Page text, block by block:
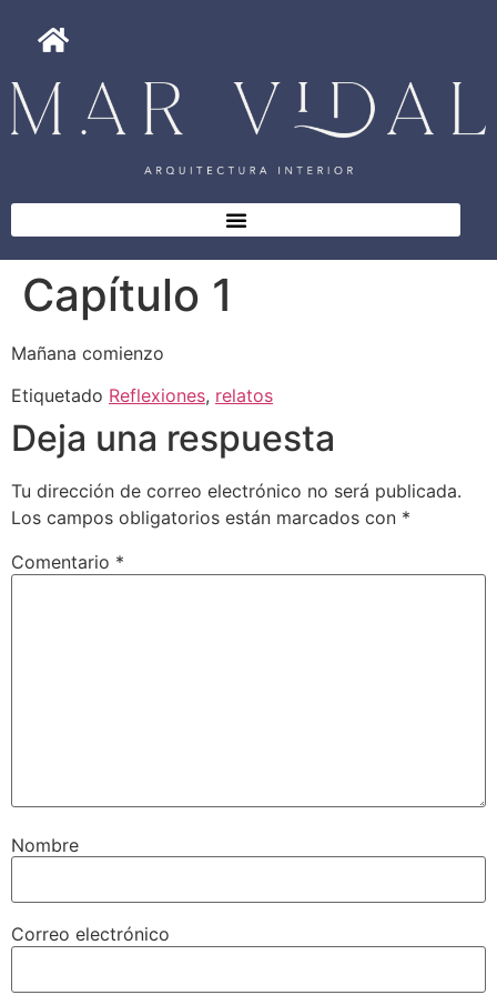
Capítulo 1
Mañana comienzo
Etiquetado Reflexiones, relatos
Deja una respuesta
Tu dirección de correo electrónico no será publicada.
Los campos obligatorios están marcados con *
Comentario *
Nombre
Correo electrónico